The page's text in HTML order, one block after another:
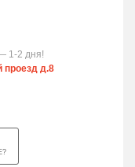
1-2 дня!
проезд д.8